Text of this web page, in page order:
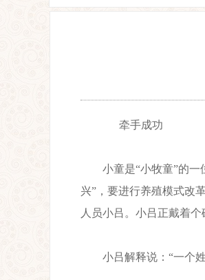
牵手成功
小童是“小牧童”的一位
兴”，要进行养殖模式改
人员小吕。小吕正戴着
小吕解释说：“一个姓